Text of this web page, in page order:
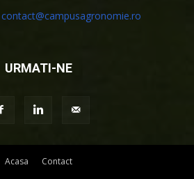
contact@campusagronomie.ro
URMATI-NE
Acasa Contact